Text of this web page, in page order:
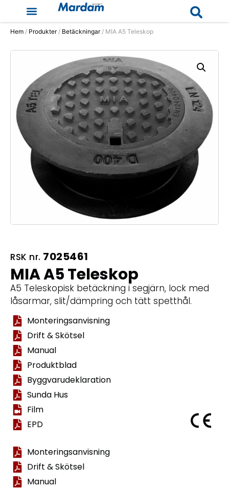
Hem / Produkter/ Betäckningar/ MIA A5 Teleskop
RSK nr. 7025461
MIA A5 Teleskop
A5 Teleskopisk betäckning i segjärn, lock med
låsarmar, slit/dämpring och tätt spetthål.
Monteringsanvisning
Drift & Skötsel
Manual
Produktblad
Byggvarudeklaration
Sunda Hus
Film
EPD
Monteringsanvisning
Drift & Skötsel
Manual